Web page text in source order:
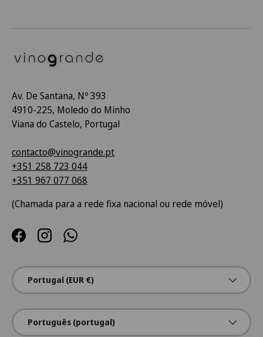
Av. De Santana, Nº 393
4910-225, Moledo do Minho
Viana do Castelo, Portugal
contacto@vinogrande.pt
+351 258 723 044
+351 967 077 068
(Chamada para a rede fixa nacional ou rede móvel)
FacebookInstagramWhatsApp
País/Região
Portugal (EUR €)
Idioma
Português (portugal)